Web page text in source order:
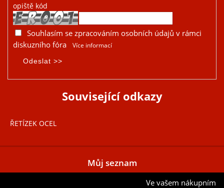
opiště kód
Souhlasím se zpracováním osobních údajů v rámci
diskuzního fóra
Více informací
Související odkazy
ŘETÍZEK OCEL
Můj seznam
Ve vašem nákupním